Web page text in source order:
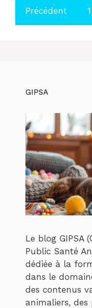
Précédent 1
GIPSA
Le blog GIPSA
Public Santé
dédiée à la
dans le
des contenus
animaliers, des